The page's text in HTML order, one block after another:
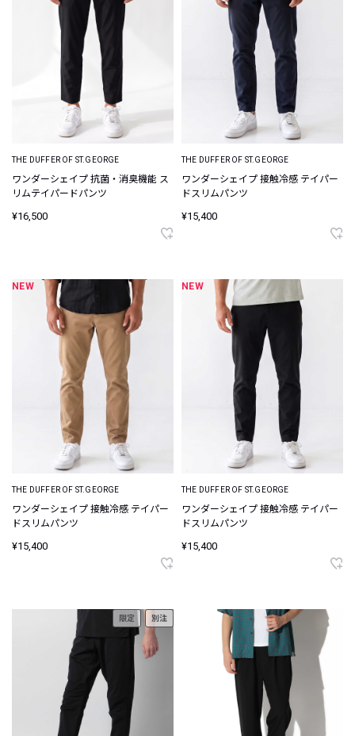
THE DUFFER OF ST.GEORGE
ワンダーシェイプ 抗菌・消臭機能 ス
リムテイパードパンツ
¥16,500
THE DUFFER OF ST.GEORGE
ワンダーシェイプ 接触冷感 テイパー
ドスリムパンツ
¥15,400
NEW
THE DUFFER OF ST.GEORGE
ワンダーシェイプ 接触冷感 テイパー
ドスリムパンツ
¥15,400
NEW
THE DUFFER OF ST.GEORGE
ワンダーシェイプ 接触冷感 テイパー
ドスリムパンツ
¥15,400
限定 別注